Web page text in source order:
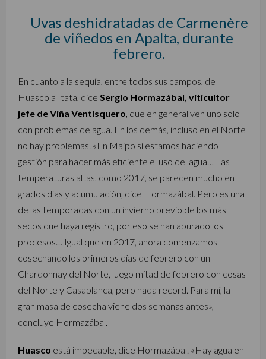
Uvas deshidratadas de Carmenère
de viñedos en Apalta, durante
febrero.
En cuanto a la sequía, entre todos sus campos, de
Huasco a Itata, dice Sergio Hormazábal, viticultor
jefe de Viña Ventisquero , que en general ven uno solo
con problemas de agua. En los demás, incluso en el Norte
no hay problemas. «En Maipo sí estamos haciendo
gestión para hacer más eficiente el uso del agua… Las
temperaturas altas, como 2017, se parecen mucho en
grados días y acumulación, dice Hormazábal. Pero es una
de las temporadas con un invierno previo de los más
secos que haya registro, por eso se han apurado los
procesos… Igual que en 2017, ahora comenzamos
cosechando los primeros días de febrero con un
Chardonnay del Norte, luego mitad de febrero con cosas
del Norte y Casablanca, pero nada record. Para mí, la
gran masa de cosecha viene dos semanas antes»,
concluye Hormazábal.
Huasco está impecable, dice Hormazábal. «Hay agua en